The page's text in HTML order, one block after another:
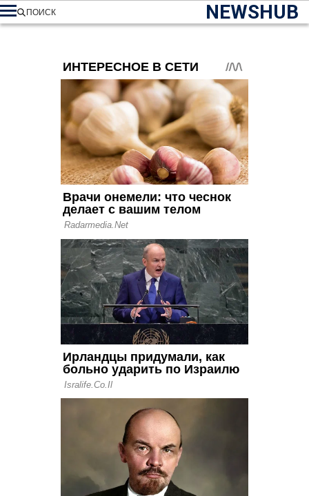
NEWSHUB
ПОИСК